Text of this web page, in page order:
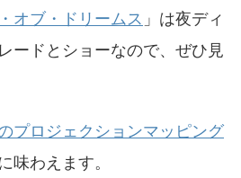
オブ・ドリームス 」は夜ディ
ードとショーなので、ぜひ見
プロジェクションマッピング
味わえます。